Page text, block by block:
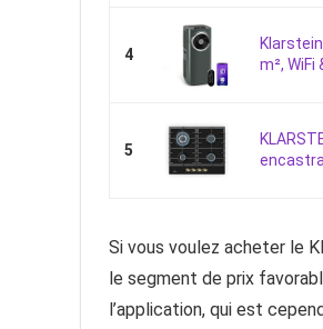
4
m², WiFi
5
Si vous voulez acheter le
le segment de prix
l’application, qui est